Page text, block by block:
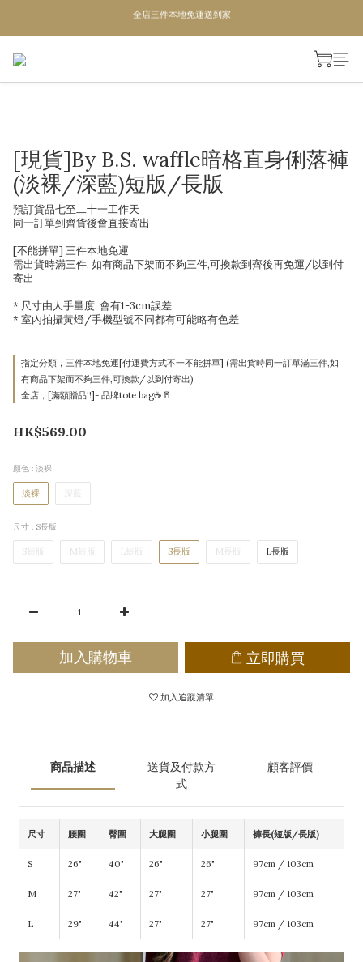
全店三件本地免運送到家
單次滿1200即成為VIP,全年95折
[現貨]By B.S. waffle暗格直身俐落褲
(淡裸/深藍)短版/長版
預訂貨品七至二十一工作天
同一訂單到齊貨後會直接寄出
[不能拼單] 三件本地免運
需出貨時滿三件, 如有商品下架而不夠三件,可換款到齊後再免運/以到付
寄出
* 尺寸由人手量度, 會有1-3cm誤差
* 室內拍攝黃燈/手機型號不同都有可能略有色差
指定分類，三件本地免運[付運費方式不一不能拼單] (需出貨時同一訂單滿三件,如
有商品下架而不夠三件,可換款/以到付寄出)
全店，[滿額贈品!!]- 品牌tote bag☕🥛
HK$569.00
顏色 : 淡裸
淡裸 深藍
尺寸 : S長版
S短版 M短版 L短版 S長版 M長版 L長版
加入購物車 立即購買
加入追蹤清單
商品描述
送貨及付款方
式
顧客評價
尺寸 腰圍 臀圍 大腿圍 小腿圍 褲長(短版/長版)
S 26" 40" 26" 26" 97cm / 103cm
M 27" 42" 27" 27" 97cm / 103cm
L 29" 44" 27" 27" 97cm / 103cm